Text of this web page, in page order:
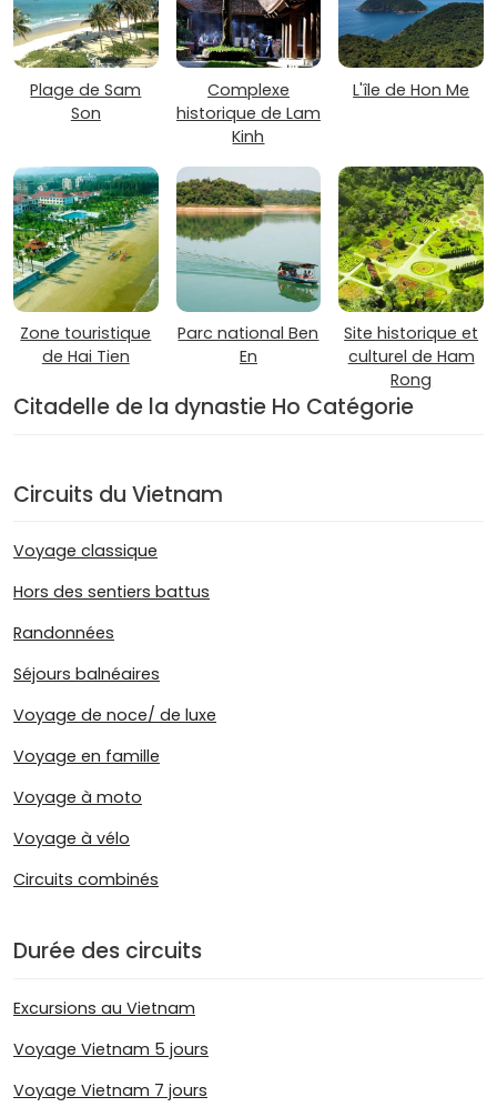
Plage de Sam
Son
Complexe
historique de Lam
Kinh
L'île de Hon Me
Zone touristique
de Hai Tien
Parc national Ben
En
Site historique et
culturel de Ham
Rong
Citadelle de la dynastie Ho Catégorie
Circuits du Vietnam
Voyage classique
Hors des sentiers battus
Randonnées
Séjours balnéaires
Voyage de noce/ de luxe
Voyage en famille
Voyage à moto
Voyage à vélo
Circuits combinés
Durée des circuits
Excursions au Vietnam
Voyage Vietnam 5 jours
Voyage Vietnam 7 jours